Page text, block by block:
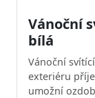
Vánoční
bílá
Vánoční
exteriéru
umožní